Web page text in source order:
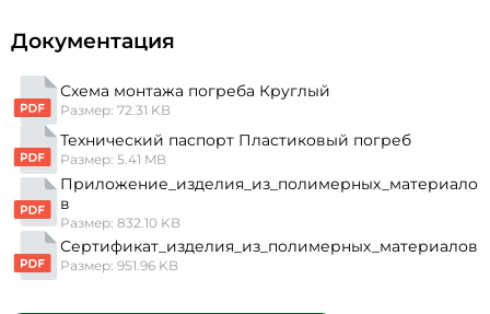
Документация
Схема монтажа погреба Круглый
Размер: 72.31 KB
Технический паспорт Пластиковый погреб
Размер: 5.41 MB
Приложение_изделия_из_полимерных_материало
в
Размер: 832.10 KB
Сертификат_изделия_из_полимерных_материалов
Размер: 951.96 KB